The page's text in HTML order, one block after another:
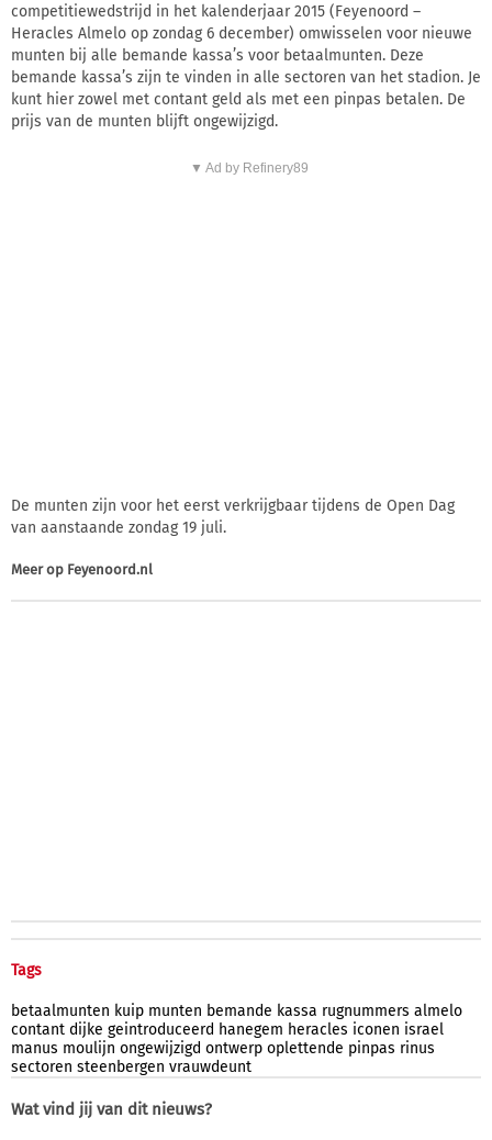
competitiewedstrijd in het kalenderjaar 2015 (Feyenoord –
Heracles Almelo op zondag 6 december) omwisselen voor nieuwe
munten bij alle bemande kassa’s voor betaalmunten. Deze
bemande kassa’s zijn te vinden in alle sectoren van het stadion. Je
kunt hier zowel met contant geld als met een pinpas betalen. De
prijs van de munten blijft ongewijzigd.
▼ Ad by Refinery89
De munten zijn voor het eerst verkrijgbaar tijdens de Open Dag
van aanstaande zondag 19 juli.
Meer op Feyenoord.nl
Tags
betaalmunten kuip munten bemande kassa rugnummers almelo
contant dijke geintroduceerd hanegem heracles iconen israel
manus moulijn ongewijzigd ontwerp oplettende pinpas rinus
sectoren steenbergen vrauwdeunt
Wat vind jij van dit nieuws?